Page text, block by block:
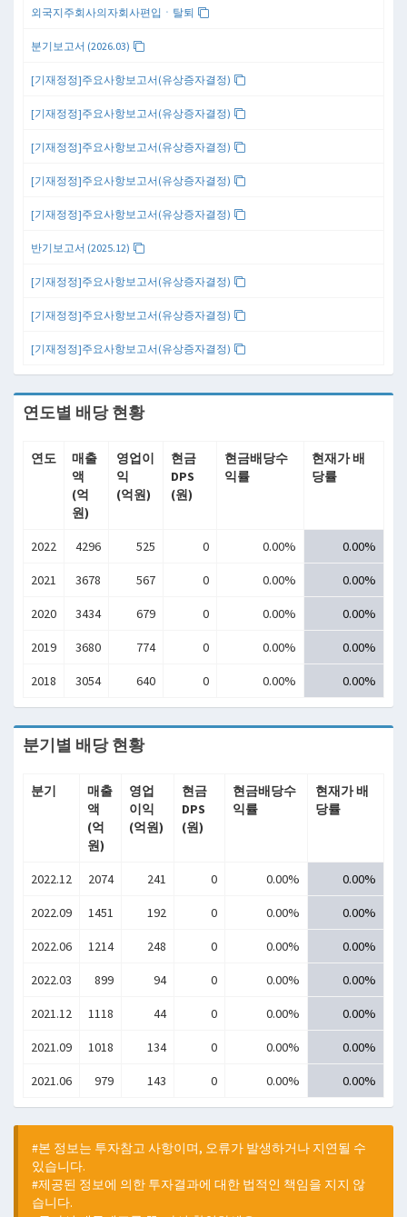
외국지주회사의자회사편입ㆍ탈퇴
분기보고서 (2026.03)
[기재정정]주요사항보고서(유상증자결정)
[기재정정]주요사항보고서(유상증자결정)
[기재정정]주요사항보고서(유상증자결정)
[기재정정]주요사항보고서(유상증자결정)
[기재정정]주요사항보고서(유상증자결정)
반기보고서 (2025.12)
[기재정정]주요사항보고서(유상증자결정)
[기재정정]주요사항보고서(유상증자결정)
[기재정정]주요사항보고서(유상증자결정)
연도별 배당 현황
연도
매출
액
(억
원)
영업이
익
(억원)
현금
DPS
(원)
현금배당수
익률
현재가 배
당률
2022 4296 525 0 0.00% 0.00%
2021 3678 567 0 0.00% 0.00%
2020 3434 679 0 0.00% 0.00%
2019 3680 774 0 0.00% 0.00%
2018 3054 640 0 0.00% 0.00%
분기별 배당 현황
분기
매출
액
(억
원)
영업
이익
(억원)
현금
DPS
(원)
현금배당수
익률
현재가 배
당률
2022.12 2074 241 0 0.00% 0.00%
2022.09 1451 192 0 0.00% 0.00%
2022.06 1214 248 0 0.00% 0.00%
2022.03 899 94 0 0.00% 0.00%
2021.12 1118 44 0 0.00% 0.00%
2021.09 1018 134 0 0.00% 0.00%
2021.06 979 143 0 0.00% 0.00%
#본 정보는 투자참고 사항이며, 오류가 발생하거나 지연될 수
있습니다.
#제공된 정보에 의한 투자결과에 대한 법적인 책임을 지지 않
습니다.